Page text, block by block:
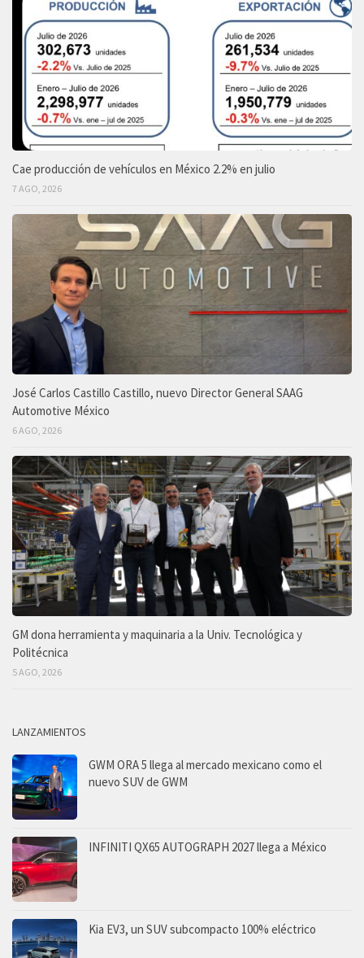
Cae producción de vehículos en México 2.2% en julio
7 AGO, 2026
José Carlos Castillo Castillo, nuevo Director General SAAG
Automotive México
6 AGO, 2026
GM dona herramienta y maquinaria a la Univ. Tecnológica y
Politécnica
5 AGO, 2026
LANZAMIENTOS
GWM ORA 5 llega al mercado mexicano como el
nuevo SUV de GWM
INFINITI QX65 AUTOGRAPH 2027 llega a México
Kia EV3, un SUV subcompacto 100% eléctrico